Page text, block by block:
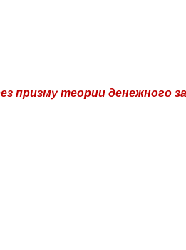
призму теории денежного